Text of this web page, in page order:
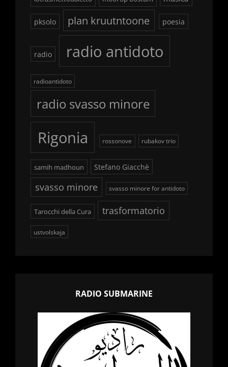
pksolo plan kruutntoone poesia
radio radio antidoto
radioantidoto
radio svasso minore
Rigonia rossonove rubakov trio
samih madhoun Stefano Giacchè
svasso minore svasso minore for antidoto
Tarocchi della Cura trasformatorio
ustvolskaja
RADIO SUBMARINE